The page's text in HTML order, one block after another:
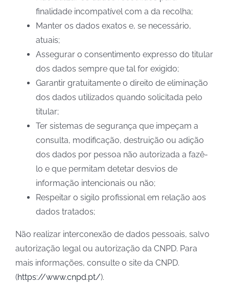
finalidade incompatível com a da recolha;
Manter os dados exatos e, se necessário,
atuais;
Assegurar o consentimento expresso do titular
dos dados sempre que tal for exigido;
Garantir gratuitamente o direito de eliminação
dos dados utilizados quando solicitada pelo
titular;
Ter sistemas de segurança que impeçam a
consulta, modificação, destruição ou adição
dos dados por pessoa não autorizada a fazê-
lo e que permitam detetar desvios de
informação intencionais ou não;
Respeitar o sigilo profissional em relação aos
dados tratados;
Não realizar interconexão de dados pessoais, salvo
autorização legal ou autorização da CNPD. Para
mais informações, consulte o site da CNPD.
(https://www.cnpd.pt/).